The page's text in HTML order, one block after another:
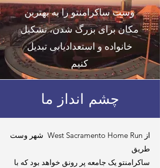
وست ساکرامنتو را به بهترین
مکان برای بزرگ شدن، تشکیل
خانواده و استعدادیابی تبدیل
کنیم
چشم انداز ما
شهر وست West Sacramento Home Run از
طریق
ساکرامنتو یک جامعه پر رونق خواهد بود که با